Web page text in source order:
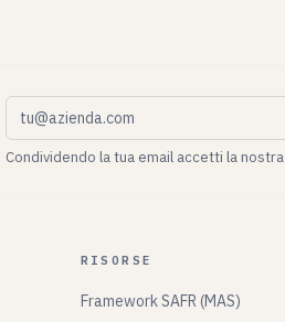
Email aziendale
Condividendo la tua email accetti la nostra
RISORSE
Framework SAFR (MAS)